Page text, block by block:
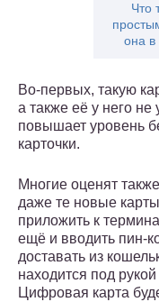
Что
она в
Во-первых, такую
а также её у него не
повышает уровень
карточки.
Многие оценят
даже те новые
приложить к
ещё и вводить пин-
доставать из
находится под
Цифровая карта